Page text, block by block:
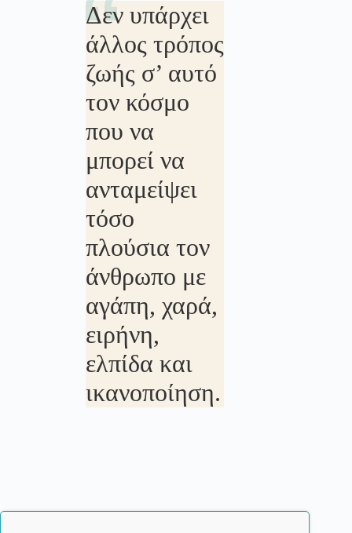
Δεν υπάρχει
άλλος τρόπος
ζωής σ’ αυτό
τον κόσμο
που να
μπορεί να
ανταμείψει
τόσο
πλούσια τον
άνθρωπο με
αγάπη, χαρά,
ειρήνη,
ελπίδα και
ικανοποίηση.